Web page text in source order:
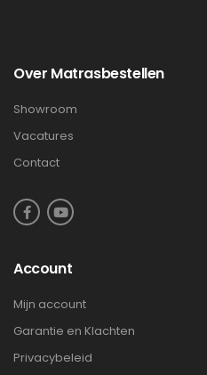
Over Matrasbestellen
Showroom
Vacatures
Contact
Account
Mijn account
Garantie en Klachten
Privacybeleid